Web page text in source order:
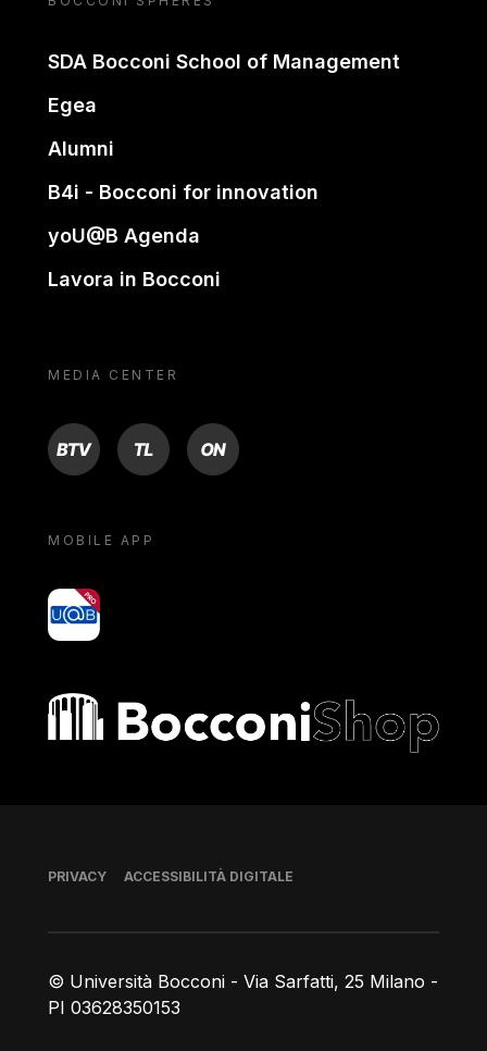
SDA Bocconi School of Management
Egea
Alumni
B4i - Bocconi for innovation
yoU@B Agenda
Lavora in Bocconi
MEDIA CENTER
BTV TL ON
MOBILE APP
yoU@B
Bocconi shop
© Università Bocconi - Via Sarfatti, 25 Milano -
PI 03628350153
Piè di pagina
PRIVACY ACCESSIBILITÀ DIGITALE